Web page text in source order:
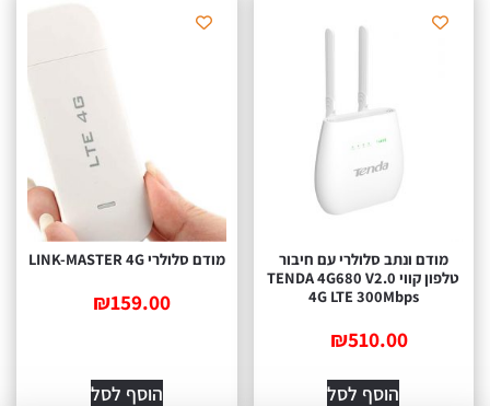
מודם ונתב סלולרי עם חיבור
טלפון קווי TENDA 4G680 V2.0
4G LTE 300Mbps
₪510.00
הוסף לסל
מודם סלולרי LINK-MASTER 4G
₪159.00
הוסף לסל